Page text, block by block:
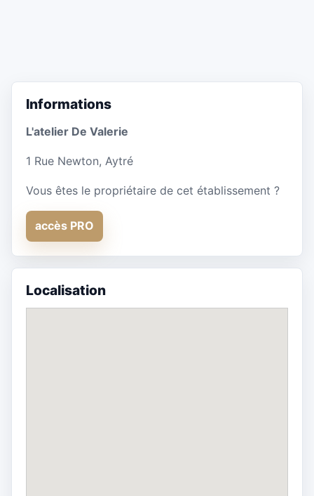
Informations
L'atelier De Valerie
1 Rue Newton, Aytré
Vous êtes le propriétaire de cet établissement ?
accès PRO
Localisation